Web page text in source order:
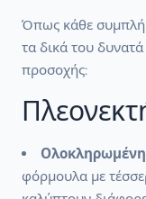
Όπως κάθε
τα δικά του
προσοχής:
φόρμουλα με